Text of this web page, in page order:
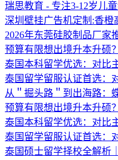
瑞思教育 - 专注3-12岁儿
深圳壁挂广告机定制:香橙
2026年东莞硅胶制品厂家
预算有限想出境升本升硕
泰国本科留学优选：对比
泰国留学留服认证首选：
从＂掘头路＂到出海路：
预算有限想出境升本升硕
泰国本科留学优选：对比
泰国留学留服认证首选：
泰国硕士留学择校全解析